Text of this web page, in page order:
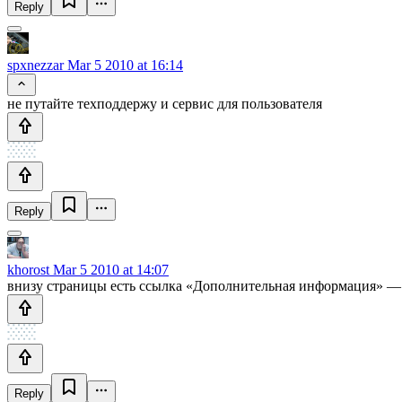
Reply
spxnezzarMar 5 2010 at 16:14
не путайте техподдержу и сервис для пользователя
Reply
khorost Mar 5 2010 at 14:07
внизу страницы есть ссылка «Дополнительная информация»
Reply